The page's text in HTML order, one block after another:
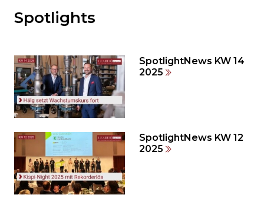
Möchten
den
weiteren
Inhalt
auslassen
und
zum
Seitenende
springen?
Spotlights
SpotlightNews KW 14
2025
SpotlightNews KW 12
2025